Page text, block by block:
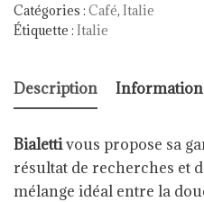
Catégories : Café, Italie
Étiquette : Italie
Description
Bialettivous propose sa
résultat de recherches et
mélange idéal entre la